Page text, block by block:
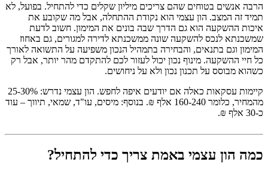
הרבה אנשים בטוחים שהם צריכים מיליון שקלים כדי להתחיל. בפועל, לא
תמיד זה המצב. הון עצמי הוא נקודת ההתחלה, אבל מה שקובע את
איכות ההשקעה הוא גם הדרך שבה בונים את המימון. חשוב לדעת
שמשכנתא לנכס להשקעה שונה ממשכנתא לדירה למגורים, גם באחוז
המימון וגם בתנאים, והבחירה בתמהיל הנכון משפיעה על התשואה לאורך
כל חיי ההשקעה. מינוף נכון יכול לעזור לכם להתקדם מהר יותר, אבל רק
כשהוא מבוסס על תכנון נכון ולא על ניחושים.
קיימות עסקאות כאלה אם יודעים איפה לחפש. הון עצמי נדרש: 25-30%
מהמחיר, כלומר 160-240 אלף ₪. בנוסף: מיסים, עו"ד, שמאי, תיווך – עוד
כ-30 אלף ₪.
כמה הון עצמי באמת צריך כדי להתחיל?